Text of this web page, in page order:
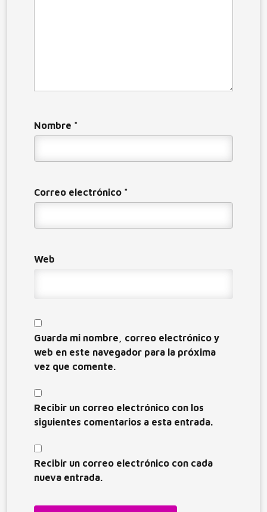
Nombre *
Correo electrónico *
Web
Guarda mi nombre, correo electrónico y
web en este navegador para la próxima
vez que comente.
Recibir un correo electrónico con los
siguientes comentarios a esta entrada.
Recibir un correo electrónico con cada
nueva entrada.